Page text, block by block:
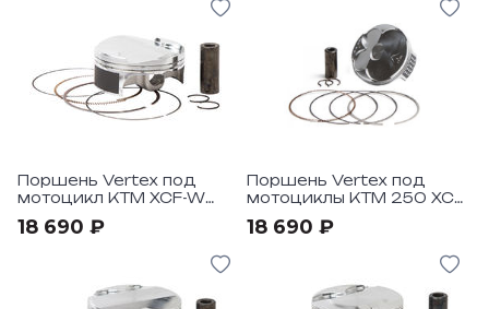
Поршень Vertex под
мотоцикл KTM XCF-W
18 690 ₽
Поршень Vertex под
мотоциклы KTM 250 XC-
18 690 ₽